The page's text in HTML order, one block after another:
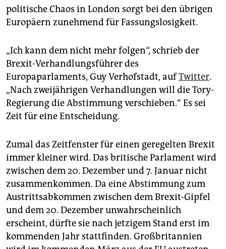
politische Chaos in London sorgt bei den übrigen
Europäern zunehmend für Fassungslosigkeit.
„Ich kann dem nicht mehr folgen“, schrieb der
Brexit-Verhandlungsführer des
Europaparlaments, Guy Verhofstadt, aufTwitter.
„Nach zweijährigen Verhandlungen will die Tory-
Regierung die Abstimmung verschieben.“ Es sei
Zeit für eine Entscheidung.
Zumal das Zeitfenster für einen geregelten Brexit
immer kleiner wird. Das britische Parlament wird
zwischen dem 20. Dezember und 7. Januar nicht
zusammenkommen. Da eine Abstimmung zum
Austrittsabkommen zwischen dem Brexit-Gipfel
und dem 20. Dezember unwahrscheinlich
erscheint, dürfte sie nach jetzigem Stand erst im
kommenden Jahr stattfinden. Großbritannien